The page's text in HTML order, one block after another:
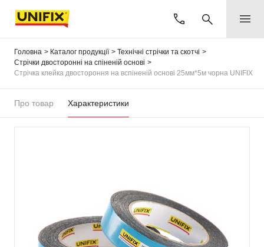
Головна Каталог продукції
Технічні стрічки та скотчі
Стрічки двосторонні на спіненій основі
Стрічка клейка двостороння на вспіненій основі 25мм*5м чорна UNIFIX
Про товар Характеристики